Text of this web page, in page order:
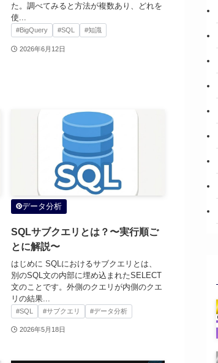
た。調べてみると方法が複数あり、どれを
使...
#BigQuery #SQL #知識
2026年6月12日
データ分析
SQLサブクエリとは？〜実行順ご
とに解説〜
はじめに SQLにおけるサブクエリとは、
別のSQL文の内部に埋め込まれたSELECT
文のことです。外側のクエリが内側のクエ
リの結果...
#SQL #サブクエリ #データ分析
2026年5月18日